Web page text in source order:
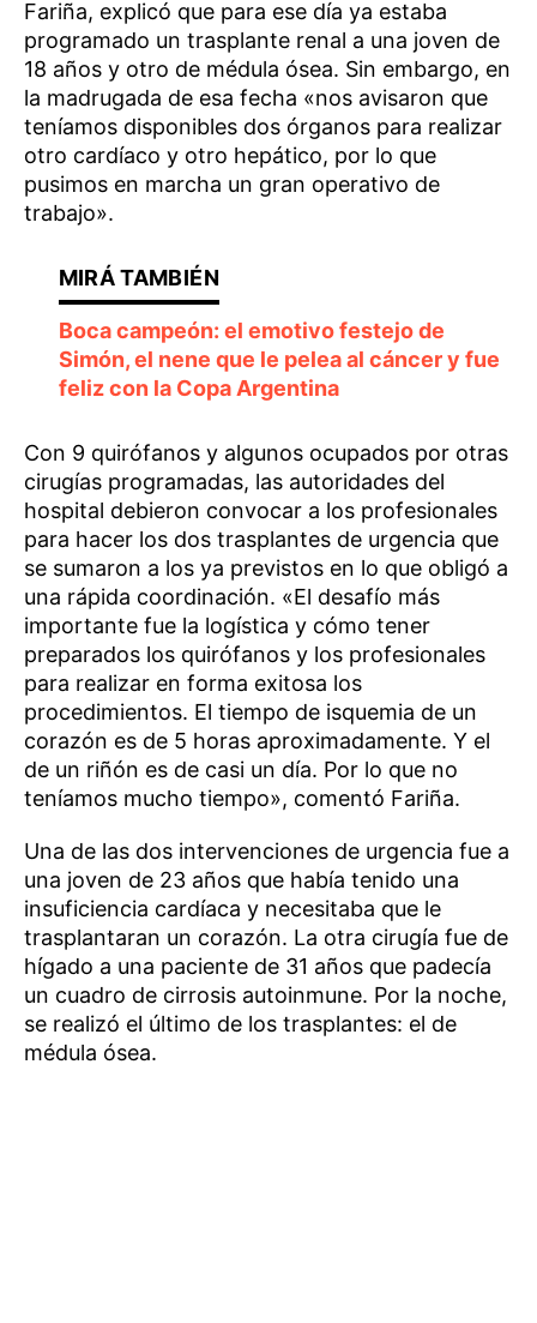
Fariña, explicó que para ese día ya estaba
programado un trasplante renal a una joven de
18 años y otro de médula ósea. Sin embargo, en
la madrugada de esa fecha «nos avisaron que
teníamos disponibles dos órganos para realizar
otro cardíaco y otro hepático, por lo que
pusimos en marcha un gran operativo de
trabajo».
Boca campeón: el emotivo festejo de
Simón, el nene que le pelea al cáncer y fue
feliz con la Copa Argentina
Con 9 quirófanos y algunos ocupados por otras
cirugías programadas, las autoridades del
hospital debieron convocar a los profesionales
para hacer los dos trasplantes de urgencia que
se sumaron a los ya previstos en lo que obligó a
una rápida coordinación. «El desafío más
importante fue la logística y cómo tener
preparados los quirófanos y los profesionales
para realizar en forma exitosa los
procedimientos. El tiempo de isquemia de un
corazón es de 5 horas aproximadamente. Y el
de un riñón es de casi un día. Por lo que no
teníamos mucho tiempo», comentó Fariña.
Una de las dos intervenciones de urgencia fue a
una joven de 23 años que había tenido una
insuficiencia cardíaca y necesitaba que le
trasplantaran un corazón. La otra cirugía fue de
hígado a una paciente de 31 años que padecía
un cuadro de cirrosis autoinmune. Por la noche,
se realizó el último de los trasplantes: el de
médula ósea.